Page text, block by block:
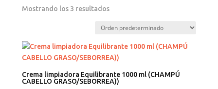
Mostrando los 3 resultados
Crema limpiadora Equilibrante 1000 ml (CHAMPÚ
CABELLO GRASO/SEBORREA))